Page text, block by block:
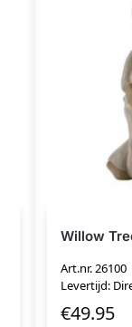
Willow
Art.nr. 26100
Levertijd:
€49.95